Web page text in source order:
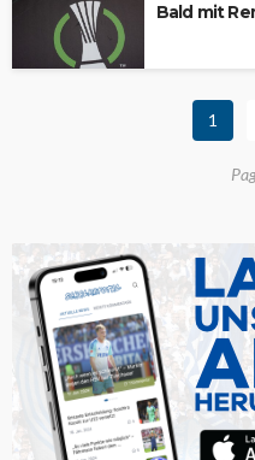
Bald mit
1